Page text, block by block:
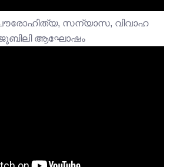
സന്യാസ, വിവാഹ
ആഘോഷം